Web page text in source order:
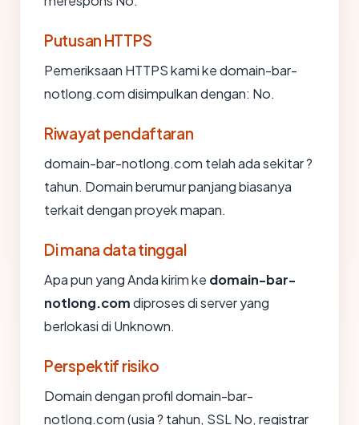
Putusan HTTPS
Pemeriksaan HTTPS kami ke domain-bar-
notlong.com disimpulkan dengan: No.
Riwayat pendaftaran
domain-bar-notlong.com telah ada sekitar ?
tahun. Domain berumur panjang biasanya
terkait dengan proyek mapan.
Di mana data tinggal
Apa pun yang Anda kirim ke domain-bar-
notlong.comdiproses di server yang
berlokasi di Unknown.
Perspektif risiko
Domain dengan profil domain-bar-
notlong.com (usia ? tahun, SSL No, registrar